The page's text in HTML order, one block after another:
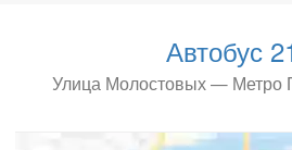
Автобус
Улица Молостовых — Метро